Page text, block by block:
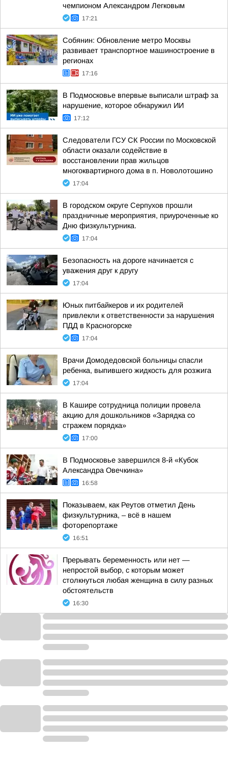
чемпионом Александром Легковым
17:21
Собянин: Обновление метро Москвы
развивает транспортное машиностроение в
регионах
17:16
В Подмосковье впервые выписали штраф за
нарушение, которое обнаружил ИИ
17:12
Следователи ГСУ СК России по Московской
области оказали содействие в
восстановлении прав жильцов
многоквартирного дома в п. Новолотошино
17:04
В городском округе Серпухов прошли
праздничные мероприятия, приуроченные ко
Дню физкультурника.
17:04
Безопасность на дороге начинается с
уважения друг к другу
17:04
Юных питбайкеров и их родителей
привлекли к ответственности за нарушения
ПДД в Красногорске
17:04
Врачи Домодедовской больницы спасли
ребенка, выпившего жидкость для розжига
17:04
В Кашире сотрудница полиции провела
акцию для дошкольников «Зарядка со
стражем порядка»
17:00
В Подмосковье завершился 8-й «Кубок
Александра Овечкина»
16:58
Показываем, как Реутов отметил День
физкультурника, – всё в нашем
фоторепортаже
16:51
Прерывать беременность или нет —
непростой выбор, с которым может
столкнуться любая женщина в силу разных
обстоятельств
16:30